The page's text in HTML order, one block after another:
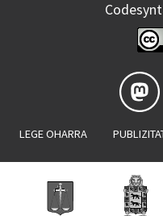
LEGE OHARRA